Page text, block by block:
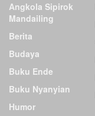
Angkola Sipirok
Mandailing
Berita
Budaya
Buku Ende
Buku Nyanyian
Humor